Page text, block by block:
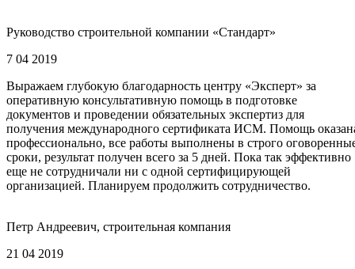
Руководство строительной компании «Стандарт»
7 04 2019
Выражаем глубокую благодарность центру «Эксперт» за
оперативную консультативную помощь в подготовке
документов и проведении обязательных экспертиз для
получения международного сертификата ИСМ. Помощь
профессионально, все работы выполнены в строго
сроки, результат получен всего за 5 дней. Пока так эффективно
еще не сотрудничали ни с одной сертифицирующей
организацией. Планируем продолжить сотрудничество.
Петр Андреевич, строительная компания
21 04 2019